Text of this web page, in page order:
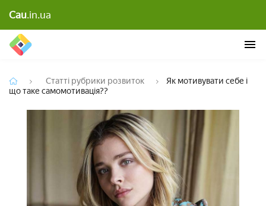
Cau.in.uaЯк мотивувати себе і що таке самомотивація??
Статті рубрики розвиток
Як мотивувати себе і
що таке самомотивація??